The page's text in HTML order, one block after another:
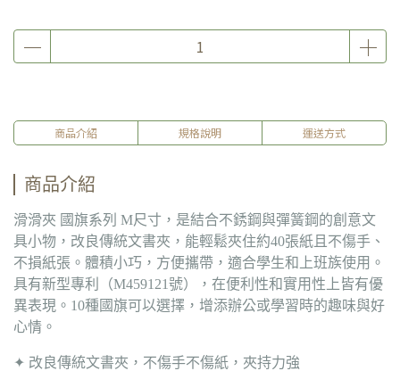
商品介紹 規格說明 運送方式
商品介紹
滑滑夾 國旗系列 M尺寸，是結合不銹鋼與彈簧鋼的創意文
具小物，改良傳統文書夾，能輕鬆夾住約40張紙且不傷手、
不損紙張。體積小巧，方便攜帶，適合學生和上班族使用。
具有新型專利（M459121號），在便利性和實用性上皆有優
異表現。10種國旗可以選擇，增添辦公或學習時的趣味與好
心情。
✦ 改良傳統文書夾，不傷手不傷紙，夾持力強